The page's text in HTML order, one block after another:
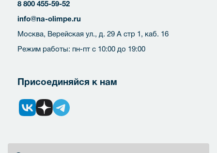
8 800 455-59-52
info@na-olimpe.ru
Москва, Верейская ул., д. 29 А стр 1, каб. 16
Режим работы: пн-пт с 10:00 до 19:00
Присоединяйся к нам